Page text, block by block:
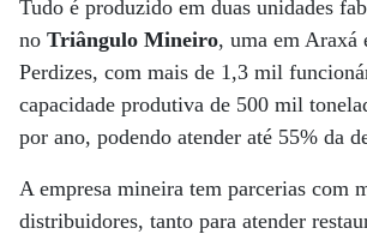
Tudo é produzido em duas unidades
no Triângulo Mineiro, uma em Araxá
Perdizes, com mais de 1,3 mil
capacidade produtiva de 500 mil
por ano, podendo atender até 55% da
A empresa mineira tem parcerias com
distribuidores, tanto para atender